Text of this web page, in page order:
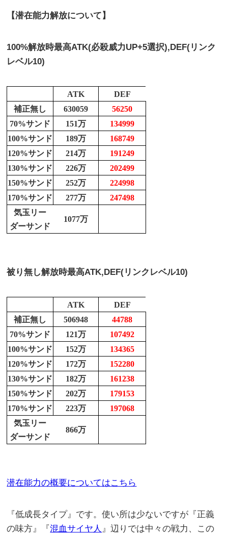
【潜在能力解放について】
100%解放時最高ATK(必殺威力UP+5選択),DEF(リンク
レベル10)
ATK
DEF
補正無し
630059
56250
70%サンド
151万
134999
100%サンド
189万
168749
120%サンド
214万
191249
130%サンド
226万
202499
150%サンド
252万
224998
170%サンド
277万
247498
気玉リー
ダーサンド
1077万
被り無し解放時最高ATK,DEF(リンクレベル10)
ATK
DEF
補正無し
506948
44788
70%サンド
121万
107492
100%サンド
152万
134365
120%サンド
172万
152280
130%サンド
182万
161238
150%サンド
202万
179153
170%サンド
223万
197068
気玉リー
ダーサンド
866万
潜在能力の概要についてはこちら
『低成長タイプ』です。使い所は少ないですが『正義
の味方』『混血サイヤ人 』辺りでは中々の戦力、この